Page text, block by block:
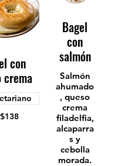
con
crema
Bagel
con
salmón
Salmón
ahumado
, queso
crema
filadelfia,
alcaparra
s y
cebolla
morada.